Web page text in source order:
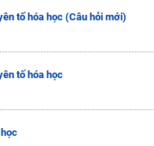
tố hóa học (Câu hỏi mới)
tố hóa học